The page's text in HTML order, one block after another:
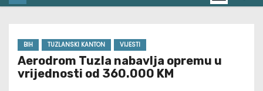
BIH TUZLANSKI KANTON VIJESTI
Aerodrom Tuzla nabavlja opremu u
vrijednosti od 360.000 KM